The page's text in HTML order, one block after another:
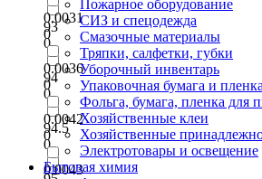
93
0
94
0
94.5
0
0.0031
0
0.0036
0
0.0042
0
0.0043
Пожарное оборудование
СИЗ и спецодежда
Смазочные материалы
Тряпки, салфетки, губки
Уборочный инвентарь
Упаковочная бумага и пленка
Фольга, бумага, пленка для
Хозяйственные клеи
Хозяйственные
Электротовары и освещение
Бытовая химия